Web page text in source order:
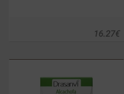
€
16.27